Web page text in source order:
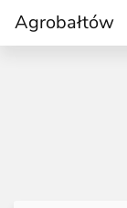
Agrobałtów